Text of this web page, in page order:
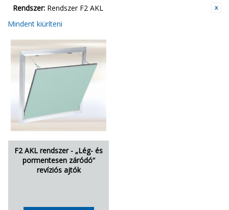
Rendszer: Rendszer F2 AKL
Mindent kiüríteni
F2 AKL rendszer - „Lég- és
pormentesen záródó“
revíziós ajtók